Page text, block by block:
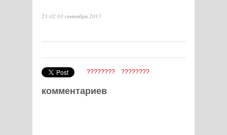
23:02 03 сентября 2013
???????? ????????
комментариев